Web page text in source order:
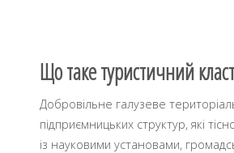
Що таке туристичний
Добровільне галузеве
підприємницьких структур, які
із науковими установами,